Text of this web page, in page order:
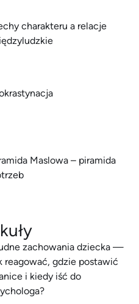
charakteru a relacje
Maslowa – piramida
zachowania dziecka —
reagować, gdzie postawić
i kiedy iść do